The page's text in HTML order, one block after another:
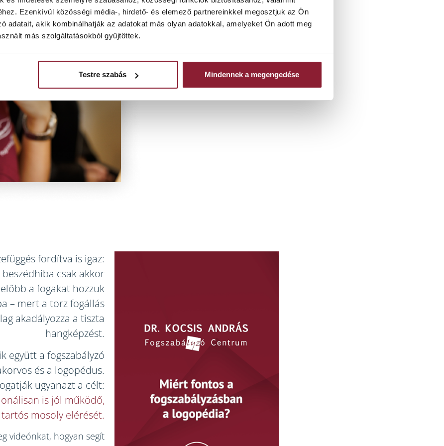
Ezenkívül közösségi média-, hirdető- és elemező partnereinkkel megosztjuk az Ön
adatait, akik kombinálhatják az adatokat más olyan adatokkal, amelyeket Ön adott meg
más szolgáltatásokból gyűjtöttek.
Testre szabás Mindennek a megengedése
maradhat tartós, ha a hibás nyelvfunkciót
nem orvosoljuk.
fordítva is igaz:
beszédhiba csak akkor
a fogakat hozzuk
– mert a torz fogállás
akadályozza a tiszta
hangképzést.
együtt a fogszabályzó
és a logopédus.
ugyanazt a célt:
is jól működő,
tartós mosoly elérését.
videónkat, hogyan segít